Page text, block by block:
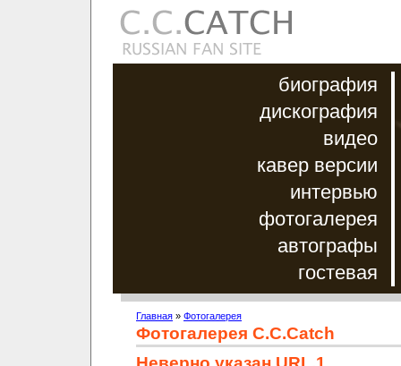
биография
дискография
видео
кавер версии
интервью
фотогалерея
автографы
гостевая
Главная » Фотогалерея
Фотогалерея C.C.Catch